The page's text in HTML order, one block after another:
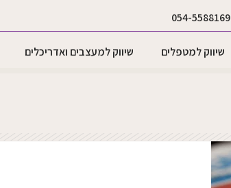
054-5588169
שיווק למטפלים שיווק למעצבים ואדריכלים